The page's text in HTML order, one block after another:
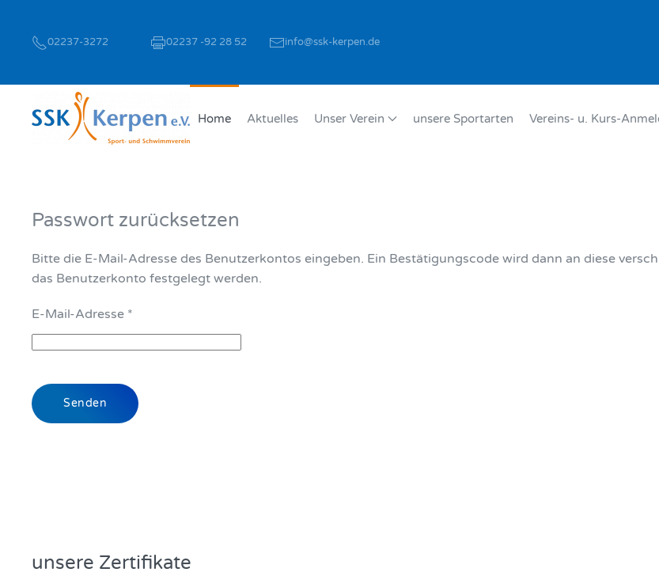
Zum Hauptinhalt springen
02237-3272 02237 -92 28 52 info@ssk-kerpen.de
Home Aktuelles Unser Verein unsere Sportarten Vereins- u. Kurs-
Passwort zurücksetzen
Bitte die E-Mail-Adresse des Benutzerkontos eingeben. Ein Bestätigungscode wird dann an diese
das Benutzerkonto festgelegt werden.
E-Mail-Adresse *
Senden
unsere Zertifikate